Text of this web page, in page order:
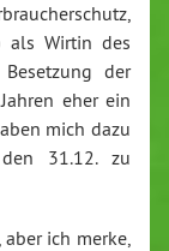
als Wirtin des
der
eher ein
mich dazu
31.12. zu
ich merke,